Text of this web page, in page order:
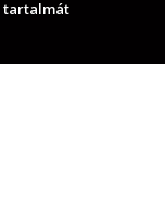
tartalmát